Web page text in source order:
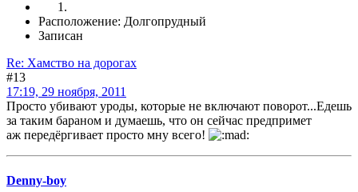
Расположение: Долгопрудный
Записан
Re: Хамство на дорогах
#13
17:19, 29 ноября, 2011
Просто убивают уроды, которые не включают поворот...Едешь
за таким бараном и думаешь, что он сейчас предпримет
аж передёргивает просто мну всего!
Denny-boy